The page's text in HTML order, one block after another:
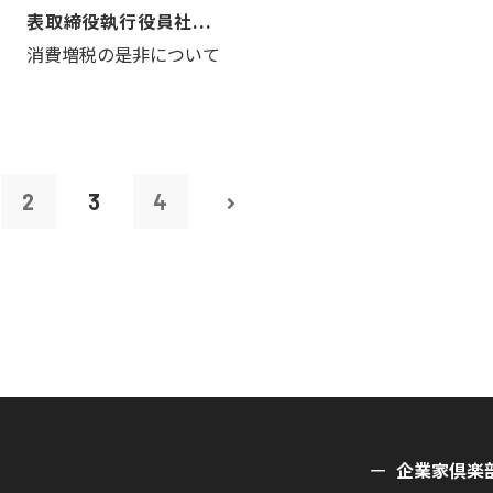
表取締役執行役員社...
消費増税の是非について
2 3 4
企業家倶楽